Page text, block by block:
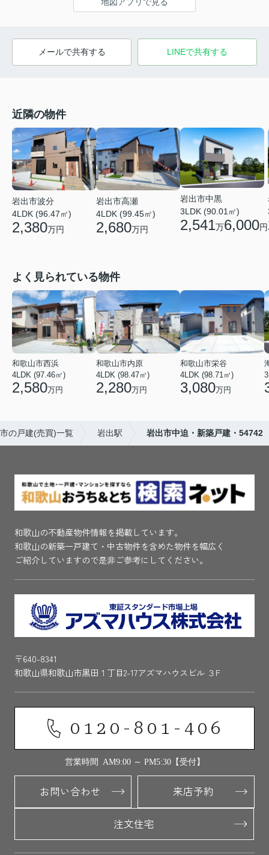
メールで共有する LINEで共有する
近隣の物件
岩出市波分
4LDK (96.47㎡)
2,380万円
岩出市高瀬
4LDK (99.45㎡)
2,680万円
岩出市中黒
3LDK (90.01㎡)
2,541万6,000円
よく見られている物件
和歌山市西浜
4LDK (97.46㎡)
2,580万円
和歌山市内原
4LDK (98.47㎡)
2,280万円
和歌山市栄谷
4LDK (98.71㎡)
3,080万円
の戸建(売買)一覧 岩出駅 岩出市中迫・新築戸建・54742
和歌山の不動産物件情報を掲載しています。
和歌山の新築一戸建て・中古物件を含めた物件を幅広く
ご紹介していますので是非ご参考にしてください。
〒640-8341
和歌山県和歌山市黒田１丁目2-17アズマハウスビル ３F
0120-801-406
営業時間 AM9:00 ～ PM5:30【受付】
お問い合わせ 来店予約
注文住宅